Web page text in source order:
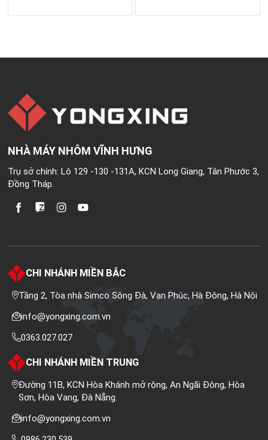
NHÀ MÁY NHÔM VĨNH HƯNG
Trụ sở chính: Lô 129 -130 -131A, KCN Long Giang, Tân Phước 3,
Đồng Tháp.
CHI NHÁNH MIỀN BẮC
Tầng 2, Tòa nhà Simco Sông Đà, Vạn Phúc, Hà Đông, Hà Nội
info@yongxing.com.vn
0363.027.027
CHI NHÁNH MIỀN TRUNG
Đường 11B, KCN Hòa Khánh mở rộng, An Ngãi Đông, Hòa
Sơn, Hòa Vang, Đà Nẵng.
info@yongxing.com.vn